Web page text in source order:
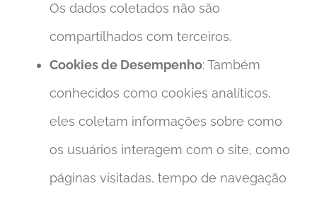
Os dados coletados não são
compartilhados com terceiros.
Cookies de Desempenho: Também
conhecidos como cookies analíticos,
eles coletam informações sobre como
os usuários interagem com o site, como
páginas visitadas, tempo de navegação